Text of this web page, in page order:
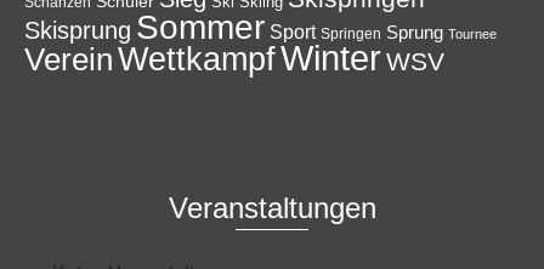
Skisprung Sommer Sport Springen Sprung Tournee
VereinWettkampfWinterWSV
Veranstaltungen